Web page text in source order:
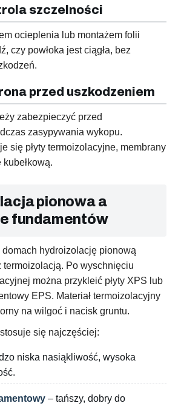
szczelności
ocieplenia lub montażem folii
czy powłoka jest ciągła, bez
przed uszkodzeniem
zabezpieczyć przed
zasypywania wykopu.
się płyty termoizolacyjne, membrany
pionowa a
fundamentów
hydroizolację pionową
termoizolacją. Po wyschnięciu
można przykleić płyty XPS lub
EPS. Materiał termoizolacyjny
na wilgoć i nacisk gruntu.
się najczęściej:
niska nasiąkliwość, wysoka
– tańszy, dobry do